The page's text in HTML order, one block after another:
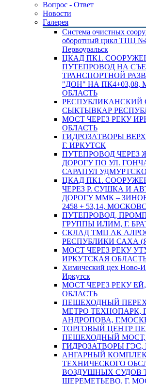
Вопрос - Ответ
Новости
Галерея
Система очистных
оборотный цикл ТПЦ
Первоуральск
ЦКАД ПК1.
ПУТЕПРОВОД НА
ТРАНСПОРТНОЙ
"ДОН" НА
ОБЛАСТЬ
РЕСПУБЛИКАНСКИЙ
СЫКТЫВКАР
МОСТ ЧЕРЕЗ РЕКУ
ОБЛАСТЬ
ГИДРОЗАТВОРЫ
Г. ИРКУТСК
ПУТЕПРОВОД ЧЕРЕЗ
ДОРОГУ ПО УЛ.
САРАПУЛ
ЦКАД ПК1.
ЧЕРЕЗ Р. СУШКА И
ДОРОГУ ММК –
2458 + 53,14,
ПУТЕПРОВОД,
ГРУППЫ ИЛИМ, Г.
СКЛАД ТМЦ АК
РЕСПУБЛИКИ САХА
МОСТ ЧЕРЕЗ РЕКУ
ИРКУТСКАЯ
Химический цех Ново-
Иркутск
МОСТ ЧЕРЕЗ РЕКУ
ОБЛАСТЬ
ПЕШЕХОДНЫЙ
МЕТРО ТЕХНОПАРК,
АНДРОПОВА,
ТОРГОВЫЙ ЦЕНТР
ПЕШЕХОДНЫЙ МОСТ,
ГИДРОЗАТВОРЫ ГЭС,
АНГАРНЫЙ
ТЕХНИЧЕСКОГО
ВОЗДУШНЫХ СУДОВ
ШЕРЕМЕТЬЕВО, Г.